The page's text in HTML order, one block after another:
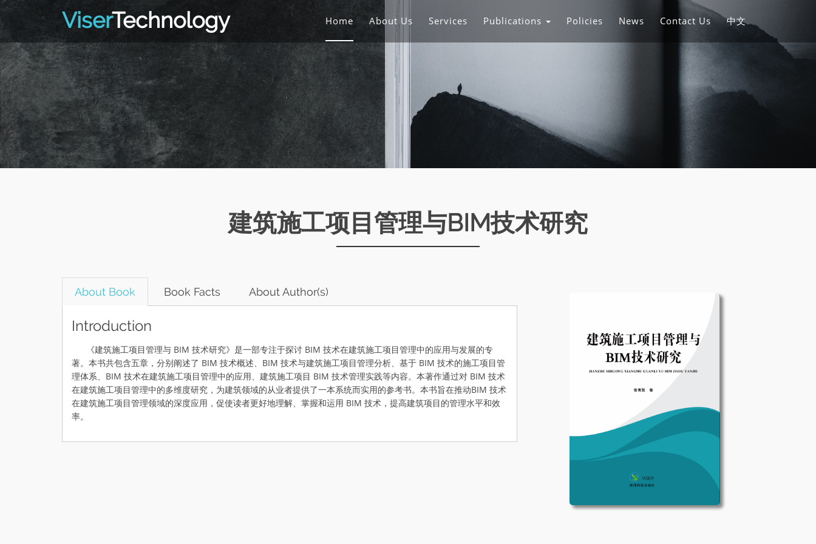
ViserTechnology Home About Us Services Publications Policies News Contact Us 中文
建筑施工项目管理与BIM技术研究
About Book Book Facts About Author(s)
Introduction
《建筑施工项目管理与 BIM 技术研究》是一部专注于探讨 BIM 技术在建筑施工项目管理中的应用与发展的专
著。本书共包含五章，分别阐述了 BIM 技术概述、BIM 技术与建筑施工项目管理分析、基于 BIM 技术的施工项目管
理体系、BIM 技术在建筑施工项目管理中的应用、建筑施工项目 BIM 技术管理实践等内容。本著作通过对 BIM 技术
在建筑施工项目管理中的多维度研究，为建筑领域的从业者提供了一本系统而实用的参考书。本书旨在推动BIM 技术
在建筑施工项目管理领域的深度应用，促使读者更好地理解、掌握和运用 BIM 技术，提高建筑项目的管理水平和效
率。